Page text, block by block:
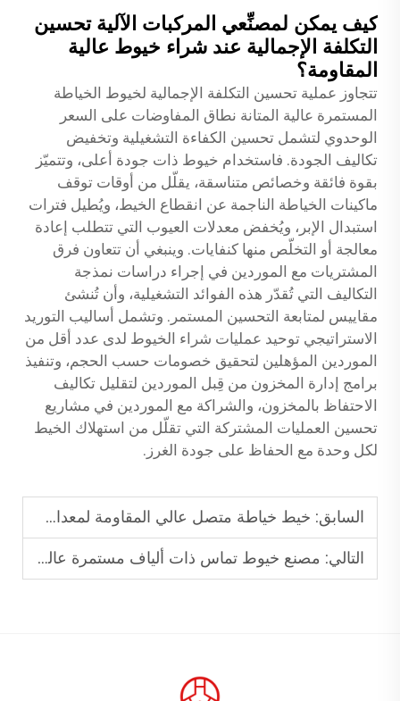
كيف يمكن لمصنِّعي المركبات الآلية تحسين
التكلفة الإجمالية عند شراء خيوط عالية
المقاومة؟
تتجاوز عملية تحسين التكلفة الإجمالية لخيوط الخياطة
المستمرة عالية المتانة نطاق المفاوضات على السعر
الوحدوي لتشمل تحسين الكفاءة التشغيلية وتخفيض
تكاليف الجودة. فاستخدام خيوط ذات جودة أعلى، وتتميّز
بقوة فائقة وخصائص متناسقة، يقلّل من أوقات توقف
ماكينات الخياطة الناجمة عن انقطاع الخيط، ويُطيل فترات
استبدال الإبر، ويُخفض معدلات العيوب التي تتطلب إعادة
معالجة أو التخلّص منها كنفايات. وينبغي أن تتعاون فرق
المشتريات مع الموردين في إجراء دراسات نمذجة
التكاليف التي تُقدّر هذه الفوائد التشغيلية، وأن تُنشئ
مقاييس لمتابعة التحسين المستمر. وتشمل أساليب التوريد
الاستراتيجي توحيد عمليات شراء الخيوط لدى عدد أقل من
الموردين المؤهلين لتحقيق خصومات حسب الحجم، وتنفيذ
برامج إدارة المخزون من قِبل الموردين لتقليل تكاليف
الاحتفاظ بالمخزون، والشراكة مع الموردين في مشاريع
تحسين العمليات المشتركة التي تقلّل من استهلاك الخيط
لكل وحدة مع الحفاظ على جودة الغرز.
السابق: خيط خياطة متصل عالي المقاومة لمعدات السلامة
التالي: مصنع خيوط تماس ذات ألياف مستمرة عالية المقاومة وذات قدرة تحمل ثقيلة